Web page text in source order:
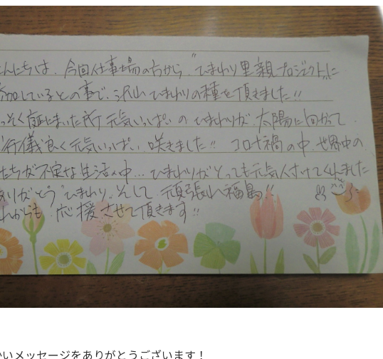
メッセージをありがとうございます！